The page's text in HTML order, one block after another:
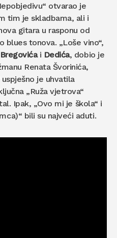
otvarao je
tim je skladbama, ali i
gitara u rasponu od
blues tonova. „Loše vino“,
Bregovićai Dedića, dobio je
Renata Švorinića,
je uhvatila
„Ruža vjetrova“
Ipak, „Ovo mi je škola“ i
bili su najveći aduti.